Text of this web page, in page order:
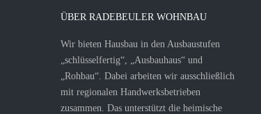
ÜBER RADEBEULER WOHNBAU
Wir bieten Hausbau in den Ausbaustufen
„schlüsselfertig“, „Ausbauhaus“ und
„Rohbau“. Dabei arbeiten wir ausschließlich
mit regionalen Handwerksbetrieben
zusammen. Das unterstützt die heimische